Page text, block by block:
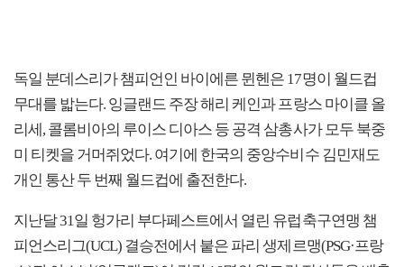
독일 분데스리가 챔피언인 바이에른 뮌헨은 17명이 월드컵
무대를 밟는다. 잉글랜드 주장 해리 케인과 프랑스 마이클 올
리세, 콜롬비아의 루이스 디아스 등 공격 삼총사가 모두 북중
미 티켓을 거머쥐었다. 여기에 한국의 중앙수비수 김민재도
개인 통산 두 번째 월드컵에 출전한다.
지난달 31일 헝가리 부다페스트에서 열린 유럽축구연맹 챔
피언스리그(UCL) 결승전에서 붙은 파리 생제르맹(PSG·프랑